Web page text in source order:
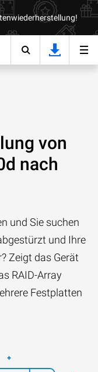
von
nach
und Sie suchen
und Ihre
Zeigt das Gerät
RAID-Array
Festplatten